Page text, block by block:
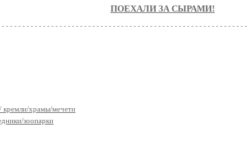
ПОЕХАЛИ ЗА СЫРАМИ!
кремли/храмы/мечети
зоопарки